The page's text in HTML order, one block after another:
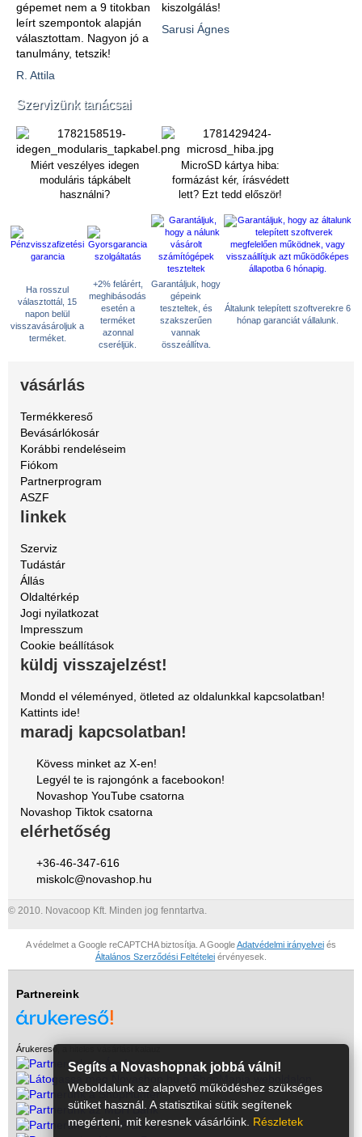
gépemet nem a 9 titokban
leírt szempontok alapján
választottam. Nagyon jó a
tanulmány, tetszik!
R. Attila
kiszolgálás!
Sarusi Ágnes
Szervizünk tanácsai
Miért veszélyes idegen
moduláris tápkábelt
használni?
MicroSD kártya hiba:
formázást kér, írásvédett
lett? Ezt tedd először!
Ha rosszul
választottál, 15
napon belül
visszavásároljuk a
terméket.
+2% felárért,
meghibásodás
esetén a
terméket
azonnal
cseréljük.
Garantáljuk, hogy
gépeink
teszteltek, és
szakszerűen
vannak
összeállítva.
Általunk telepített szoftverekre 6
hónap garanciát vállalunk.
vásárlás
Termékkereső
Bevásárlókosár
Korábbi rendeléseim
Fiókom
Partnerprogram
ASZF
linkek
Szerviz
Tudástár
Állás
Oldaltérkép
Jogi nyilatkozat
Impresszum
Cookie beállítások
küldj visszajelzést!
Mondd el véleményed, ötleted az oldalunkkal kapcsolatban!
Kattints ide!
maradj kapcsolatban!
Kövess minket az X-en!
Legyél te is rajongónk a facebookon!
Novashop YouTube csatorna
Novashop Tiktok csatorna
elérhetőség
+36-46-347-616
miskolc@novashop.hu
© 2010. Novacoop Kft. Minden jog fenntartva.
A védelmet a Google reCAPTCHA biztosítja. A GoogleAdatvédelmi irányelvei és
Általános Szerződési Feltételei érvényesek.
Partnereink
Árukereső, a hiteles vásárlási kalauz
Segíts a Novashopnak jobbá válni!
Weboldalunk az alapvető működéshez szükséges
sütiket használ. A statisztikai sütik segítenek
megérteni, mit keresnek vásárlóink. Részletek